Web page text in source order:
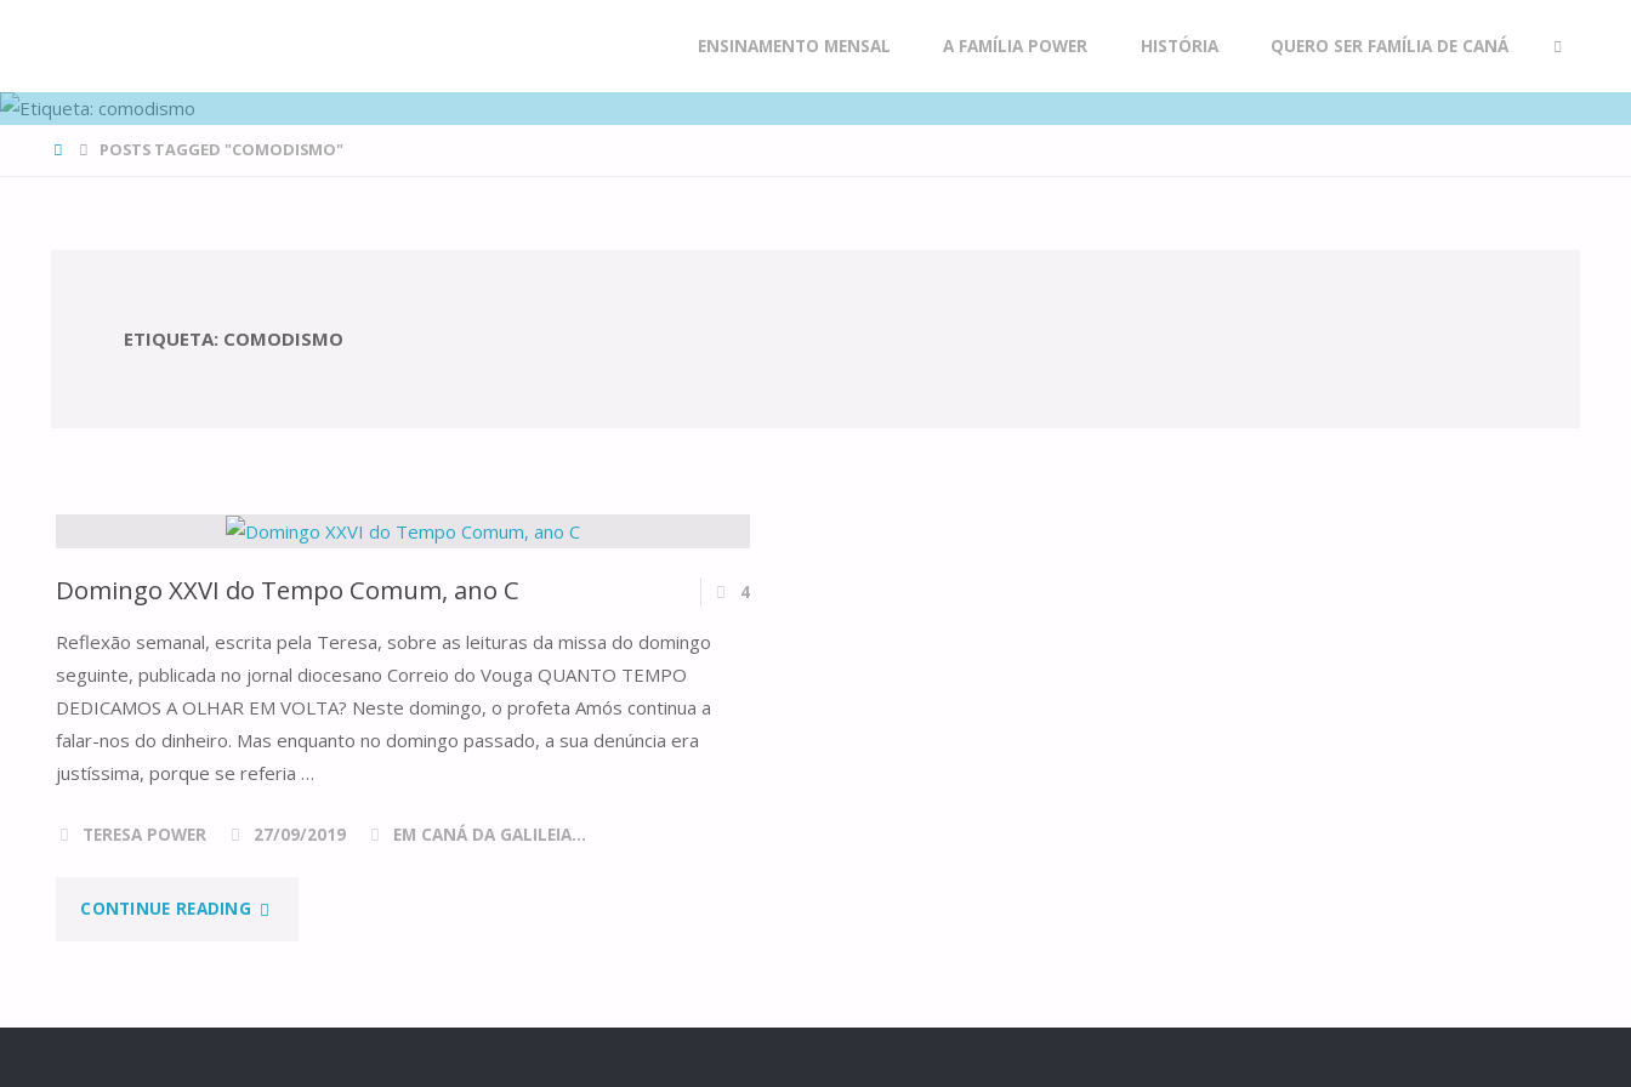
to
ENSINAMENTO MENSAL A FAMÍLIA POWER HISTÓRIA QUERO SER FAMÍLIA DE CANÁ
HOMEPOSTS TAGGED "COMODISMO"
ETIQUETA: COMODISMO
Domingo XXVI do Tempo Comum, ano C 4
Reflexão semanal, escrita pela Teresa, sobre as leituras da missa do domingo
seguinte, publicada no jornal diocesano Correio do Vouga QUANTO TEMPO
DEDICAMOS A OLHAR EM VOLTA? Neste domingo, o profeta Amós continua a
falar-nos do dinheiro. Mas enquanto no domingo passado, a sua denúncia era
justíssima, porque se referia …
TERESA POWER 27/09/2019 EM CANÁ DA GALILEIA...
CONTINUE READING "DOMINGO